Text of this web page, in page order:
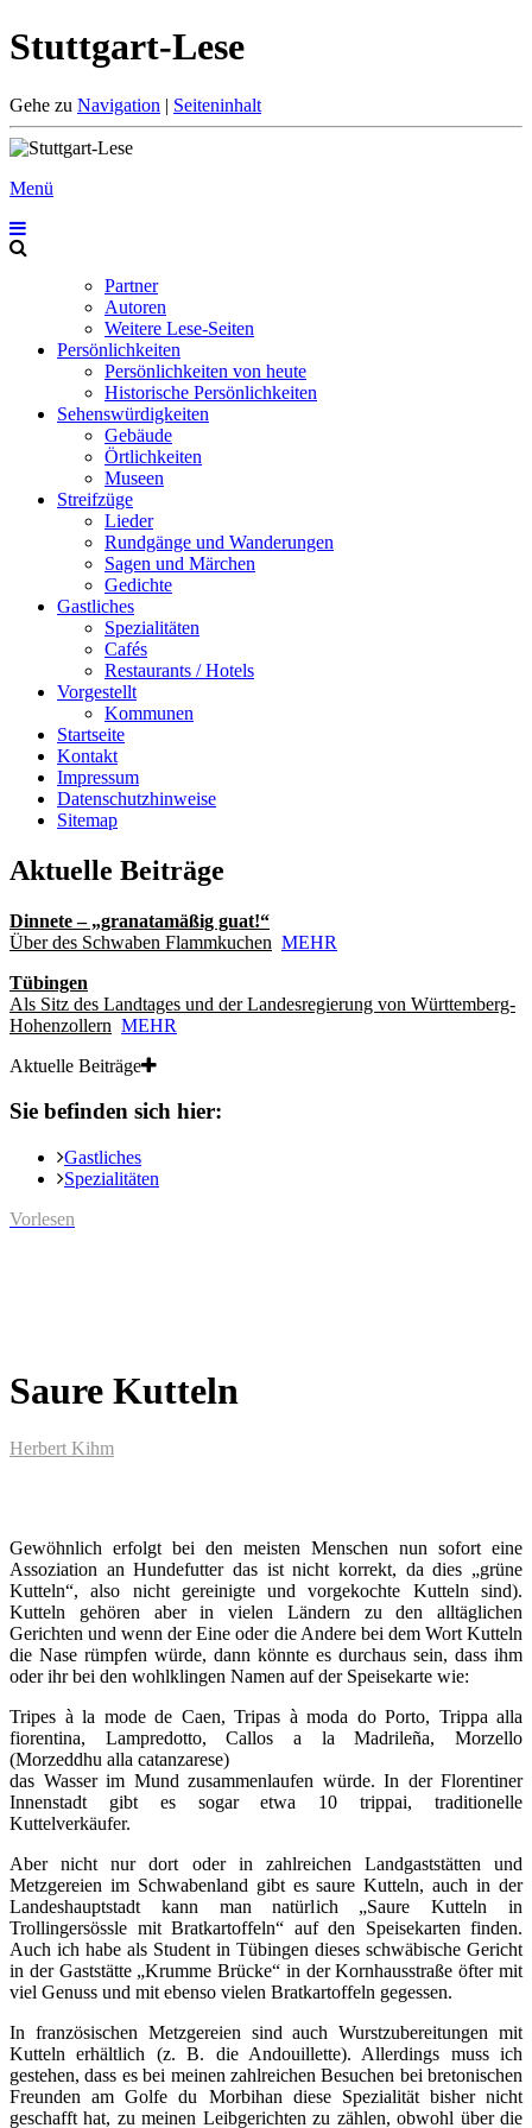
Stuttgart-Lese
Gehe zu Navigation | Seiteninhalt
Menü
Partner
Autoren
Weitere Lese-Seiten
Persönlichkeiten
Persönlichkeiten von heute
Historische Persönlichkeiten
Sehenswürdigkeiten
Gebäude
Örtlichkeiten
Museen
Streifzüge
Lieder
Rundgänge und Wanderungen
Sagen und Märchen
Gedichte
Gastliches
Spezialitäten
Cafés
Restaurants / Hotels
Vorgestellt
Kommunen
Startseite
Kontakt
Impressum
Datenschutzhinweise
Sitemap
Aktuelle Beiträge
Dinnete – „granatamäßig guat!“
Über des Schwaben Flammkuchen MEHR
Tübingen
Als Sitz des Landtages und der Landesregierung von Württemberg-
Hohenzollern MEHR
Aktuelle Beiträge
Sie befinden sich hier:
Gastliches
Spezialitäten
Vorlesen
Saure Kutteln
Herbert Kihm
Gewöhnlich erfolgt bei den meisten Menschen nun sofort eine
Assoziation an Hundefutter das ist nicht korrekt, da dies „grüne
Kutteln“, also nicht gereinigte und vorgekochte Kutteln sind).
Kutteln gehören aber in vielen Ländern zu den alltäglichen
Gerichten und wenn der Eine oder die Andere bei dem Wort Kutteln
die Nase rümpfen würde, dann könnte es durchaus sein, dass ihm
oder ihr bei den wohlklingen Namen auf der Speisekarte wie:
Tripes à la mode de Caen, Tripas à moda do Porto, Trippa alla
fiorentina, Lampredotto, Callos a la Madrileña, Morzello
(Morzeddhu alla catanzarese)
das Wasser im Mund zusammenlaufen würde. In der Florentiner
Innenstadt gibt es sogar etwa 10 trippai, traditionelle
Kuttelverkäufer.
Aber nicht nur dort oder in zahlreichen Landgaststätten und
Metzgereien im Schwabenland gibt es saure Kutteln, auch in der
Landeshauptstadt kann man natürlich „Saure Kutteln in
Trollingersössle mit Bratkartoffeln“ auf den Speisekarten finden.
Auch ich habe als Student in Tübingen dieses schwäbische Gericht
in der Gaststätte „Krumme Brücke“ in der Kornhausstraße öfter mit
viel Genuss und mit ebenso vielen Bratkartoffeln gegessen.
In französischen Metzgereien sind auch Wurstzubereitungen mit
Kutteln erhältlich (z. B. die Andouillette). Allerdings muss ich
gestehen, dass es bei meinen zahlreichen Besuchen bei bretonischen
Freunden am Golfe du Morbihan diese Spezialität bisher nicht
geschafft hat, zu meinen Leibgerichten zu zählen, obwohl über die